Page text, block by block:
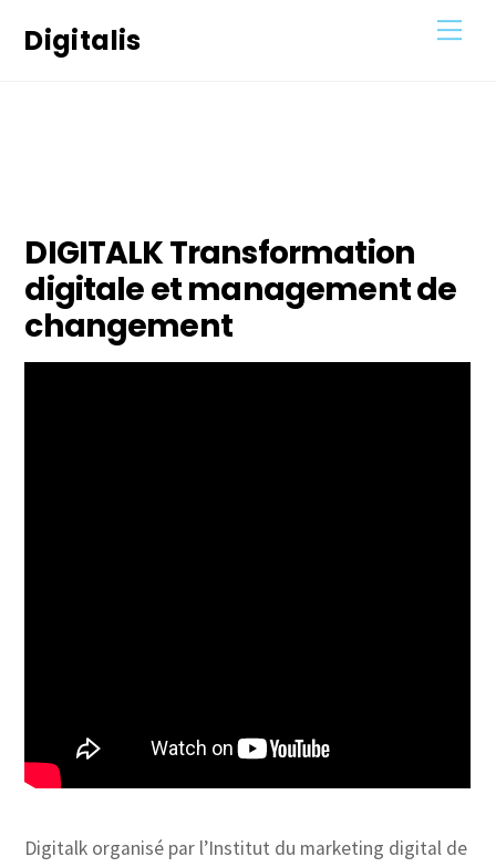
Digitalis
DIGITALK Transformation
digitale et management de
changement
Digitalk organisé par l’Institut du marketing digital de